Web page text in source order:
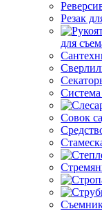
Резак
для
Совок